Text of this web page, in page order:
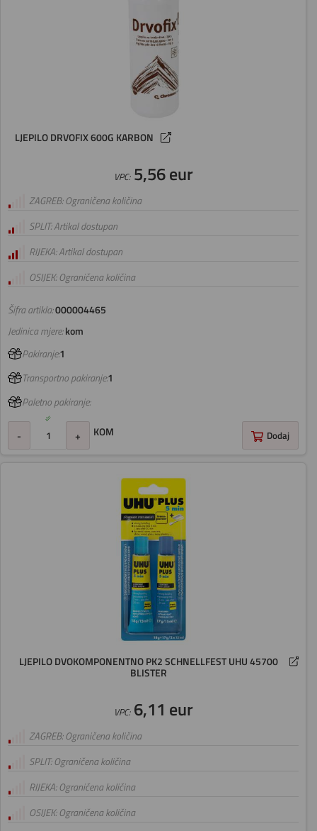
LJEPILO DRVOFIX 600G KARBON
Šifra artikla:000004465
VPC:5,56 eur
ZAGREB: Ograničena količina
SPLIT: Artikal dostupan
RIJEKA: Artikal dostupan
OSIJEK: Ograničena količina
Jedinica mjere:kom
Pakiranje:1
Transportno pakiranje:1
Paletno pakiranje:
- + KOM Dodaj
LJEPILO DVOKOMPONENTNO PK2 SCHNELLFEST UHU 45700
BLISTER
VPC:6,11 eur
ZAGREB: Ograničena količina
SPLIT: Ograničena količina
RIJEKA: Ograničena količina
OSIJEK: Ograničena količina